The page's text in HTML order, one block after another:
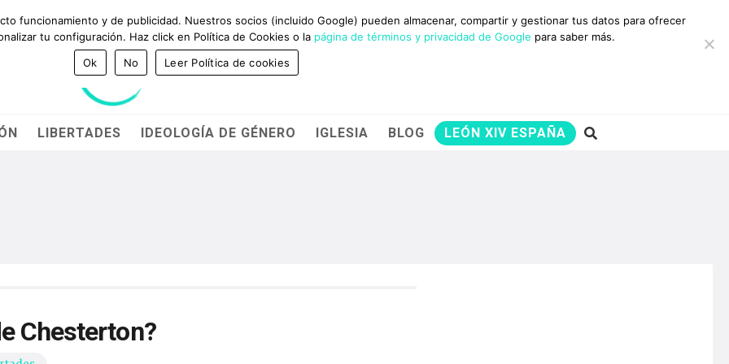
GANADORES DEL PREMIO BRAVO Y CADENA 100
10 RAZONES PARA
AYUDARNOS
LIBERTADES IDEOLOGÍA DE GÉNERO IGLESIA BLOG LEÓN XIV ESPAÑA
Chesterton?
funcionamiento y de publicidad. Nuestros socios (incluido Google) pueden almacenar, compartir y gestionar tus datos para ofrecer
tu configuración. Haz click en Política de Cookies o la página de términos y privacidad de Google para saber más.
Ok
No Leer Política de cookies